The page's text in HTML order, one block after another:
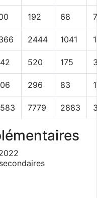
192 68
2444 1041
520 175
296 83
7779 2883